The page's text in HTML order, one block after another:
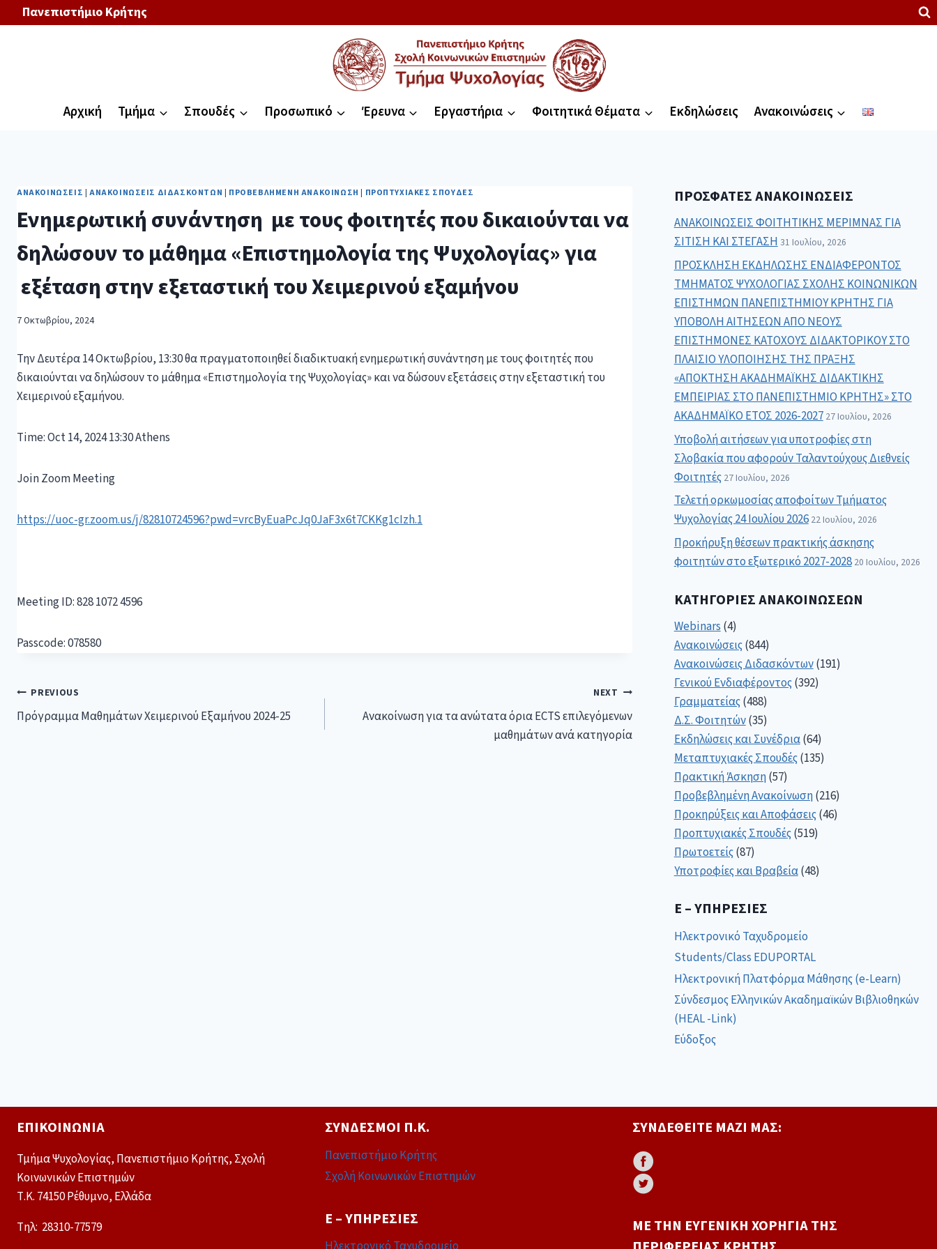
Πανεπιστήμιο Κρήτης
Αρχική Τμήμα Σπουδές Προσωπικό Έρευνα Εργαστήρια Φοιτητικά Θέματα Εκδηλώσεις Ανακοινώσεις
ΑΝΑΚΟΙΝΏΣΕΙΣ | ΑΝΑΚΟΙΝΏΣΕΙΣ ΔΙΔΑΣΚΌΝΤΩΝ | ΠΡΟΒΕΒΛΗΜΈΝΗ ΑΝΑΚΟΊΝΩΣΗ | ΠΡΟΠΤΥΧΙΑΚΈΣ ΣΠΟΥΔΈΣ
Ενημερωτική συνάντηση με τους φοιτητές που δικαιούνται να
δηλώσουν το μάθημα «Επιστημολογία της Ψυχολογίας» για
εξέταση στην εξεταστική του Χειμερινού εξαμήνου
7 Οκτωβρίου, 2024
Την Δευτέρα 14 Οκτωβρίου, 13:30 θα πραγματοποιηθεί διαδικτυακή ενημερωτική συνάντηση με τους φοιτητές που
δικαιούνται να δηλώσουν το μάθημα «Επιστημολογία της Ψυχολογίας» και να δώσουν εξετάσεις στην εξεταστική του
Χειμερινού εξαμήνου.
Time: Oct 14, 2024 13:30 Athens
Join Zoom Meeting
https://uoc-gr.zoom.us/j/82810724596?pwd=vrcByEuaPcJq0JaF3x6t7CKKg1cIzh.1
Meeting ID: 828 1072 4596
Passcode: 078580
PREVIOUS
Πρόγραμμα Μαθημάτων Χειμερινού Εξαμήνου 2024-25
NEXT
Ανακοίνωση για τα ανώτατα όρια ECTS επιλεγόμενων
μαθημάτων ανά κατηγορία
ΠΡΌΣΦΑΤΕΣ ΑΝΑΚΟΙΝΏΣΕΙΣ
ΑΝΑΚΟΙΝΩΣΕΙΣ ΦΟΙΤΗΤΙΚΗΣ ΜΕΡΙΜΝΑΣ ΓΙΑ
ΣΙΤΙΣΗ ΚΑΙ ΣΤΕΓΑΣΗ31 Ιουλίου, 2026
ΠΡΟΣΚΛΗΣΗ ΕΚΔΗΛΩΣΗΣ ΕΝΔΙΑΦΕΡΟΝΤΟΣ
ΤΜΗΜΑΤΟΣ ΨΥΧΟΛΟΓΙΑΣ ΣΧΟΛΗΣ ΚΟΙΝΩΝΙΚΩΝ
ΕΠΙΣΤΗΜΩΝ ΠΑΝΕΠΙΣΤΗΜΙΟΥ ΚΡΗΤΗΣ ΓΙΑ
ΥΠΟΒΟΛΗ ΑΙΤΗΣΕΩΝ ΑΠΟ ΝΕΟΥΣ
ΕΠΙΣΤΗΜΟΝΕΣ ΚΑΤΟΧΟΥΣ ΔΙΔΑΚΤΟΡΙΚΟΥ ΣΤΟ
ΠΛΑΙΣΙΟ ΥΛΟΠΟΙΗΣΗΣ ΤΗΣ ΠΡΑΞΗΣ
«ΑΠΟΚΤΗΣΗ ΑΚΑΔΗΜΑΪΚΗΣ ΔΙΔΑΚΤΙΚΗΣ
ΕΜΠΕΙΡΙΑΣ ΣΤΟ ΠΑΝΕΠΙΣΤΗΜΙΟ ΚΡΗΤΗΣ» ΣΤΟ
ΑΚΑΔΗΜΑΪΚΟ ΕΤΟΣ 2026-2027 27 Ιουλίου, 2026
Υποβολή αιτήσεων για υποτροφίες στη
Σλοβακία που αφορούν Ταλαντούχους Διεθνείς
Φοιτητές 27 Ιουλίου, 2026
Τελετή ορκωμοσίας αποφοίτων Τμήματος
Ψυχολογίας 24 Ιουλίου 2026 22 Ιουλίου, 2026
Προκήρυξη θέσεων πρακτικής άσκησης
φοιτητών στο εξωτερικό 2027-2028 20 Ιουλίου, 2026
ΚΑΤΗΓΟΡΊΕΣ ΑΝΑΚΟΙΝΏΣΕΩΝ
Webinars (4)
Ανακοινώσεις(844)
Ανακοινώσεις Διδασκόντων(191)
Γενικού Ενδιαφέροντος(392)
Γραμματείας(488)
Δ.Σ. Φοιτητών(35)
Εκδηλώσεις και Συνέδρια(64)
Μεταπτυχιακές Σπουδές(135)
Πρακτική Άσκηση(57)
Προβεβλημένη Ανακοίνωση(216)
Προκηρύξεις και Αποφάσεις(46)
Προπτυχιακές Σπουδές(519)
Πρωτοετείς(87)
Υποτροφίες και Βραβεία(48)
E – ΥΠΗΡΕΣΊΕΣ
Ηλεκτρονικό Ταχυδρομείο
Students/Class EDUPORTAL
Ηλεκτρονική Πλατφόρμα Μάθησης (e-Learn)
Σύνδεσμος Ελληνικών Ακαδημαϊκών Βιβλιοθηκών
(HEAL -Link)
Εύδοξος
ΕΠΙΚΟΙΝΩΝΊΑ
Τμήμα Ψυχολογίας, Πανεπιστήμιο Κρήτης, Σχολή
Κοινωνικών Επιστημών
Τ.Κ. 74150 Ρέθυμνο, Ελλάδα
Tηλ: 28310-77579
ΣΎΝΔΕΣΜΟΙ Π.Κ.
Πανεπιστήμιο Κρήτης
Σχολή Κοινωνικών Επιστημών
E – ΥΠΗΡΕΣΊΕΣ
ΣΥΝΔΕΘΕΊΤΕ ΜΑΖΊ ΜΑΣ:
ΜΕ ΤΗΝ ΕΥΓΕΝΙΚΉ ΧΟΡΗΓΊΑ ΤΗΣ